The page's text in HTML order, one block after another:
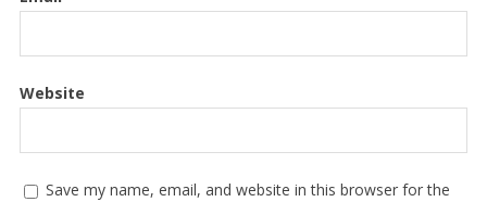
Website
Save my name, email, and website in this browser for the